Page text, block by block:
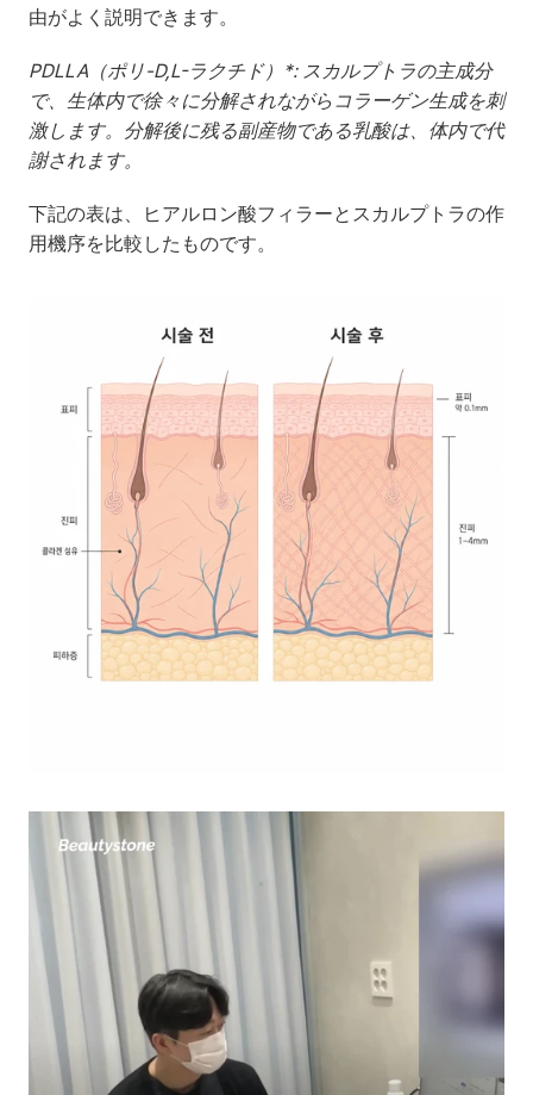
由がよく説明できます。
PDLLA（ポリ-D,L-ラクチド）*: スカルプトラの主成分
で、生体内で徐々に分解されながらコラーゲン生成を刺
激します。分解後に残る副産物である乳酸は、体内で代
謝されます。
下記の表は、ヒアルロン酸フィラーとスカルプトラの作
用機序を比較したものです。